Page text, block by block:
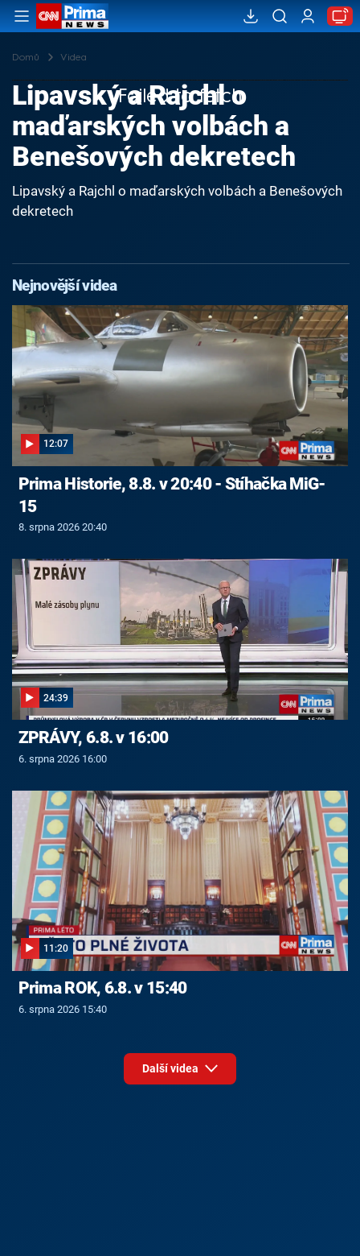
Domů Videa
Failed to fetch
Lipavský a Rajchl o
maďarských volbách a
Benešových dekretech
Lipavský a Rajchl o maďarských volbách a Benešových
dekretech
Nejnovější videa
12:07
Prima Historie, 8.8. v 20:40 - Stíhačka MiG-
15
8. srpna 2026 20:40
24:39
ZPRÁVY, 6.8. v 16:00
6. srpna 2026 16:00
11:20
Prima ROK, 6.8. v 15:40
6. srpna 2026 15:40
Další videa